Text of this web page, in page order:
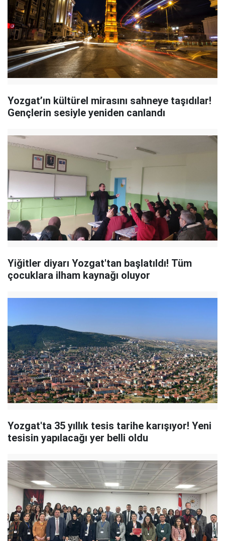
Yozgat’ın kültürel mirasını sahneye taşıdılar!
Gençlerin sesiyle yeniden canlandı
Yiğitler diyarı Yozgat'tan başlatıldı! Tüm
çocuklara ilham kaynağı oluyor
Yozgat'ta 35 yıllık tesis tarihe karışıyor! Yeni
tesisin yapılacağı yer belli oldu